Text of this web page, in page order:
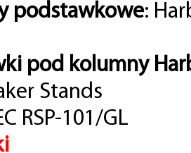
podstawkowe:
pod kolumny
Stands
RSP-101/GL